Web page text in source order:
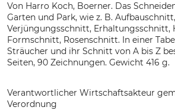
Von Harro Koch, Boerner. Das
Garten und Park, wie z. B. Aufbauschnitt,
Verjüngungsschnitt, Erhaltungsschnitt,
Formschnitt, Rosenschnitt. In einer
Sträucher und ihr Schnitt von A bis Z
Seiten, 90 Zeichnungen. Gewicht 416 g.
Verantwortlicher Wirtschaftsakteur
Verordnung